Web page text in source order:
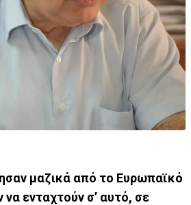
μαζικά από το Ευρωπαϊκό
ενταχτούν σ’ αυτό, σε